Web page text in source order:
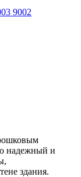
9002
надежный и
здания.